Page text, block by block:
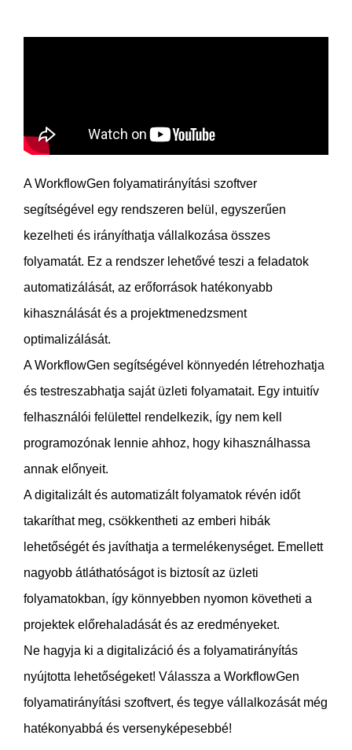
A WorkflowGen folyamatirányítási szoftver
segítségével egy rendszeren belül, egyszerűen
kezelheti és irányíthatja vállalkozása összes
folyamatát. Ez a rendszer lehetővé teszi a feladatok
automatizálását, az erőforrások hatékonyabb
kihasználását és a projektmenedzsment
optimalizálását.
A WorkflowGen segítségével könnyedén létrehozhatja
és testreszabhatja saját üzleti folyamatait. Egy intuitív
felhasználói felülettel rendelkezik, így nem kell
programozónak lennie ahhoz, hogy kihasználhassa
annak előnyeit.
A digitalizált és automatizált folyamatok révén időt
takaríthat meg, csökkentheti az emberi hibák
lehetőségét és javíthatja a termelékenységet. Emellett
nagyobb átláthatóságot is biztosít az üzleti
folyamatokban, így könnyebben nyomon követheti a
projektek előrehaladását és az eredményeket.
Ne hagyja ki a digitalizáció és a folyamatirányítás
nyújtotta lehetőségeket! Válassza a WorkflowGen
folyamatirányítási szoftvert, és tegye vállalkozását még
hatékonyabbá és versenyképesebbé!